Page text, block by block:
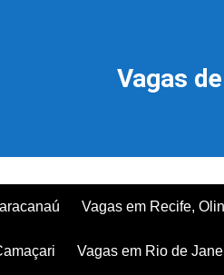
Vagas
Vagas em Recife,
Vagas em Rio de